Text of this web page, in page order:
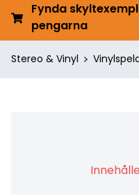
Fynda
pengarna
Stereo & Vinyl